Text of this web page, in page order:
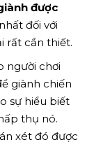
được
đối với
rất cần thiết.
người chơi
giành chiến
sự hiểu biết
thụ nó.
xét đó được